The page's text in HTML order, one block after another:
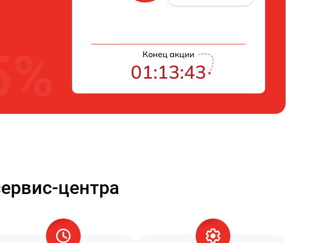
Конец акции
01:13:42
центра